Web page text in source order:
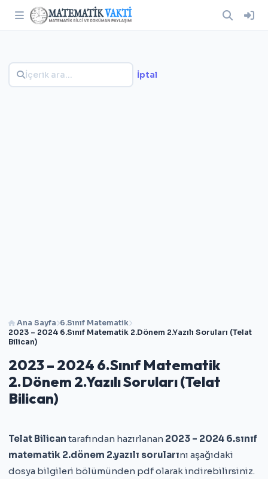
Ana Sayfa 6.Sınıf Matematik
2023 – 2024 6.Sınıf Matematik 2.Dönem 2.Yazılı Soruları (Telat
Bilican)
2023 – 2024 6.Sınıf Matematik
2.Dönem 2.Yazılı Soruları (Telat
Bilican)
Telat Bilican tarafından hazırlanan 2023 – 2024 6.sınıf
matematik 2.dönem 2.yazılı sorularını aşağıdaki
dosya bilgileri bölümünden pdf olarak indirebilirsiniz.
İptal